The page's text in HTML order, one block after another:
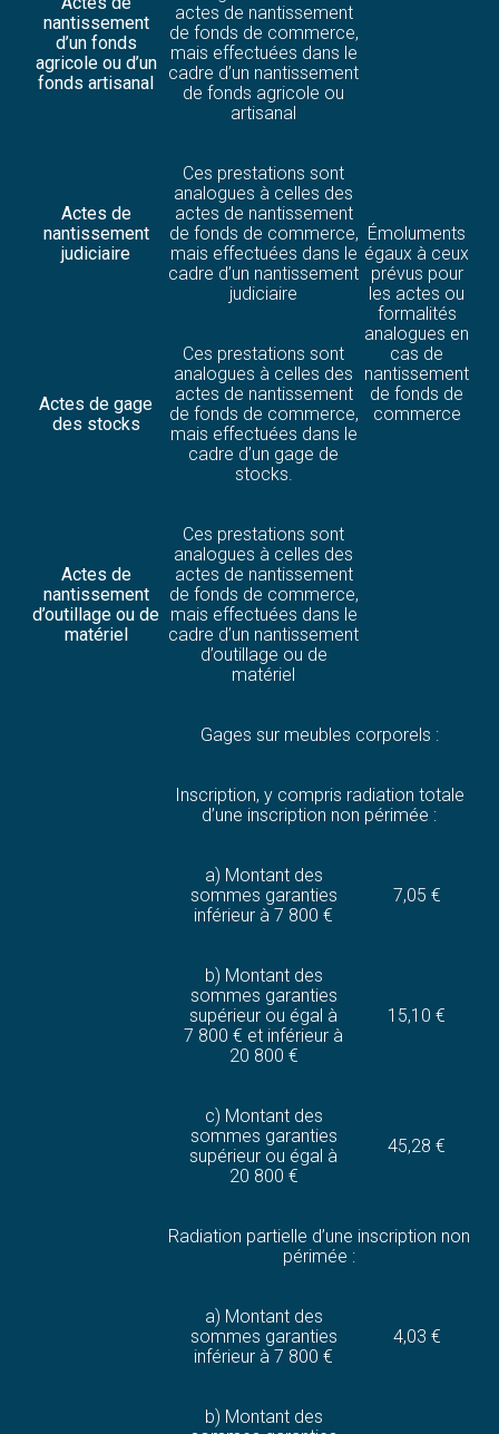
nantissement
d’un fonds
agricole ou d’un
fonds artisanal
actes de nantissement
de fonds de commerce,
mais effectuées dans le
cadre d’un nantissement
de fonds agricole ou
artisanal
Émoluments
égaux à ceux
prévus pour
les actes ou
formalités
analogues en
cas de
nantissement
de fonds de
commerce
Actes de
nantissement
judiciaire
Ces prestations sont
analogues à celles des
actes de nantissement
de fonds de commerce,
mais effectuées dans le
cadre d’un nantissement
judiciaire
Actes de gage
des stocks
Ces prestations sont
analogues à celles des
actes de nantissement
de fonds de commerce,
mais effectuées dans le
cadre d’un gage de
stocks.
Actes de
nantissement
d’outillage ou de
matériel
Ces prestations sont
analogues à celles des
actes de nantissement
de fonds de commerce,
mais effectuées dans le
cadre d’un nantissement
d’outillage ou de
matériel
Gages sur meubles corporels :
Inscription, y compris radiation totale
d’une inscription non périmée :
a) Montant des
sommes garanties
inférieur à 7 800 €
7,05 €
b) Montant des
sommes garanties
supérieur ou égal à
7 800 € et inférieur à
20 800 €
15,10 €
c) Montant des
sommes garanties
supérieur ou égal à
20 800 €
45,28 €
Radiation partielle d’une inscription non
périmée :
a) Montant des
sommes garanties
inférieur à 7 800 €
4,03 €
b) Montant des